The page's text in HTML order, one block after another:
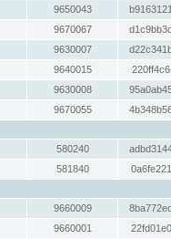
9650043
9670067
9630007
9640015
9630008
9670055
580240
581840
9660009
9660001